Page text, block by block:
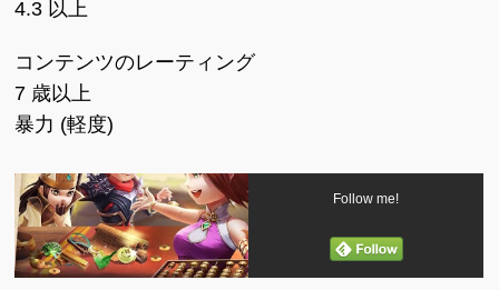
4.3 以上
コンテンツのレーティング
7 歳以上
暴力 (軽度)
Follow me!